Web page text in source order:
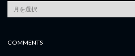
Article
Archives
COMMENTS